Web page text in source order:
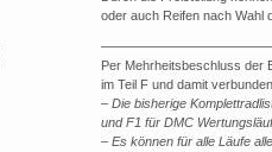
oder auch Reifen nach Wahl
Per Mehrheitsbeschluss der
im Teil F und damit
– Die bisherige
und F1 für DMC
– Es können für alle Läufe